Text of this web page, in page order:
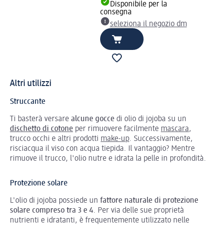
Disponibile per la
consegna
seleziona il negozio dm
Altri utilizzi
Struccante
Ti basterà versare alcune gocce di olio di jojoba su un
dischetto di cotone per rimuovere facilmente mascara,
trucco occhi e altri prodotti make-up. Successivamente,
risciacqua il viso con acqua tiepida. Il vantaggio? Mentre
rimuove il trucco, l'olio nutre e idrata la pelle in profondità.
Protezione solare
L'olio di jojoba possiede un fattore naturale di protezione
solare compreso tra 3 e 4. Per via delle sue proprietà
nutrienti e idratanti, è frequentemente utilizzato nelle